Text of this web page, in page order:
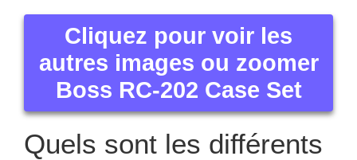
Cliquez pour voir les
autres images ou zoomer
Boss RC-202 Case Set
Quels sont les différents